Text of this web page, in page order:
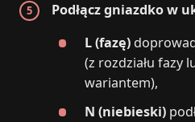
Podłącz gniazdko w
L (fazę)
(z rozdziału fazy
wariantem),
N (niebieski)